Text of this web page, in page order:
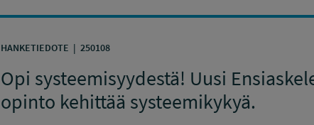
HANKETIEDOTE 250108
Opi systeemisyydestä! Uusi
opinto kehittää systeemikykyä.